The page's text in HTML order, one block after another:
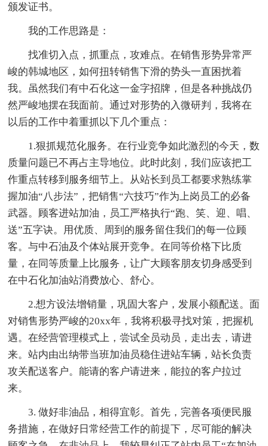
颁发证书。
我的工作思路是：
找准切入点，抓重点，攻难点。在销售形势异常严
峻的韩城地区，如何扭转销售下滑的势头一直困扰着
我。虽然我们有中石化这一金字招牌，但是各种挑战仍
然严峻地摆在我面前。通过对形势的入微研判，我将在
以后的工作中着重抓以下几个重点：
1.狠抓规范化服务。在行业竞争如此激烈的今天，数
质量问题已不再占主导地位。此时此刻，我们应该把工
作重点转移到服务细节上。从站长到员工都要求熟练掌
握加油“八步法”，把销售“六技巧”作为上岗员工的必备
武器。顾客进站加油，员工严格执行“跑、笑、迎、唱、
送”五字诀。用优质、周到的服务留住我们的每一位顾
客。与中石油及个体站展开竞争。在同等价格下比质
量，在同等质量上比服务，让广大顾客朋友切身感受到
在中石化加油站消费放心、舒心。
2.想方设法增销量，巩固大客户，发展小额配送。面
对销售形势严峻的20xx年，我将积极寻找对策，把握机
遇。在经营管理模式上，尝试全员动员，走出去，请进
来。站内由出纳带当班加油员稳住进站车辆，站长负责
攻关配送客户。能请的客户请进来，能拉的客户拉过
来。
3. 做好非油品，相得宜彰。首先，完善各项便民服
务措施，在做好日常经营工作的前提下，尽可能的解决